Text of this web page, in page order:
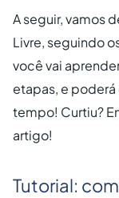
A seguir, vamos
Livre, seguindo
você vai
etapas, e
tempo! Curtiu?
artigo!
Tutorial: